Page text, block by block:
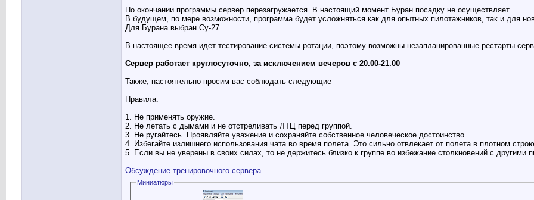
По окончании программы сервер перезагружается. В настоящий момент Буран посадку не осуществляет.
В будущем, по мере возможности, программа будет усложняться как для опытных пилотажников, так и для
Для Бурана выбран Су-27.
В настоящее время идет тестирование системы ротации, поэтому возможны незапланированные рестарты
Сервер работает круглосуточно, за исключением вечеров с 20.00-21.00
Также, настоятельно просим вас соблюдать следующие
Правила:
1. Не применять оружие.
2. Не летать с дымами и не отстреливать ЛТЦ перед группой.
3. Не ругайтесь. Проявляйте уважение и сохраняйте собственное человеческое достоинство.
4. Избегайте излишнего использования чата во время полета. Это сильно отвлекает от полета в плотном
5. Если вы не уверены в своих силах, то не держитесь близко к группе во избежание столкновений с другими
Обсуждение тренировочного сервера
Миниатюры